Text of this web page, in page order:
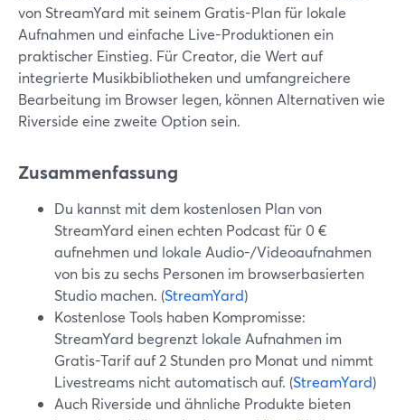
von StreamYard mit seinem Gratis-Plan für lokale
Aufnahmen und einfache Live-Produktionen ein
praktischer Einstieg. Für Creator, die Wert auf
integrierte Musikbibliotheken und umfangreichere
Bearbeitung im Browser legen, können Alternativen wie
Riverside eine zweite Option sein.
Zusammenfassung
Du kannst mit dem kostenlosen Plan von
StreamYard einen echten Podcast für 0 €
aufnehmen und lokale Audio-/Videoaufnahmen
von bis zu sechs Personen im browserbasierten
Studio machen. (StreamYard)
Kostenlose Tools haben Kompromisse:
StreamYard begrenzt lokale Aufnahmen im
Gratis-Tarif auf 2 Stunden pro Monat und nimmt
Livestreams nicht automatisch auf. (StreamYard)
Auch Riverside und ähnliche Produkte bieten